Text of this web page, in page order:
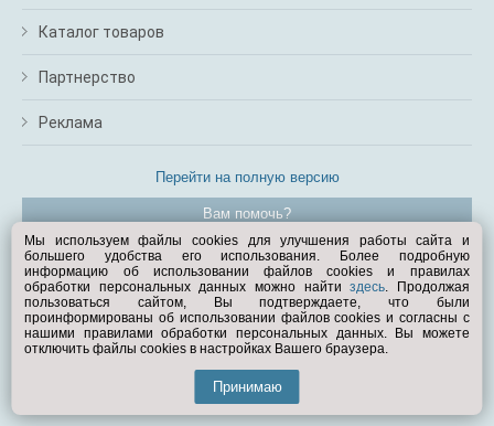
Каталог товаров
Партнерство
Реклама
Перейти на полную версию
Вам помочь?
© Exist.ru 1998—2026
Мы используем файлы cookies для улучшения работы сайта и
большего удобства его использования. Более подробную
информацию об использовании файлов cookies и правилах
обработки персональных данных можно найтиздесь. Продолжая
пользоваться сайтом, Вы подтверждаете, что были
проинформированы об использовании файлов cookies и согласны с
нашими правилами обработки персональных данных. Вы можете
отключить файлы cookies в настройках Вашего браузера.
Принимаю